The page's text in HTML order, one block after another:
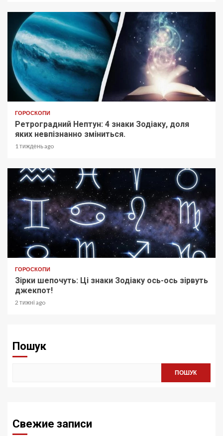
ГОРОСКОПИ
Ретроградний Нептун: 4 знаки Зодіаку, доля
яких невпізнанно зміниться.
1 тиждень ago
ГОРОСКОПИ
Зірки шепочуть: Ці знаки Зодіаку ось-ось зірвуть
джекпот!
2 тижні ago
Пошук
ПОШУК
Свежие записи